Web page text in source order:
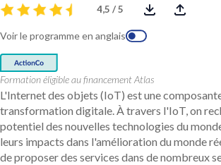
4,5 / 5
Voir le programme en anglais
Formation éligible au financement Atlas
L'Internet des objets (IoT) est une
transformation digitale. À travers l'IoT, on
potentiel des nouvelles technologies du
leurs impacts dans l'amélioration du monde
de proposer des services dans de nombreux